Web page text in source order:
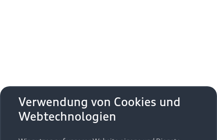
Zurück nach oben
Modelle
Verwendung von Cookies und
Webtechnologien